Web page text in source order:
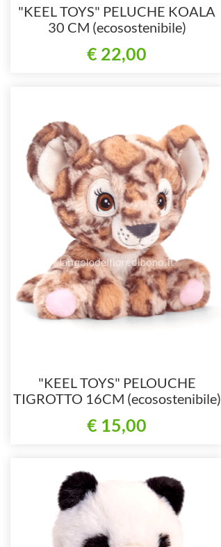
"KEEL TOYS" PELUCHE KOALA
30 CM (ecosostenibile)
€ 22,00
"KEEL TOYS" PELOUCHE
TIGROTTO 16CM (ecosostenibile)
€ 15,00